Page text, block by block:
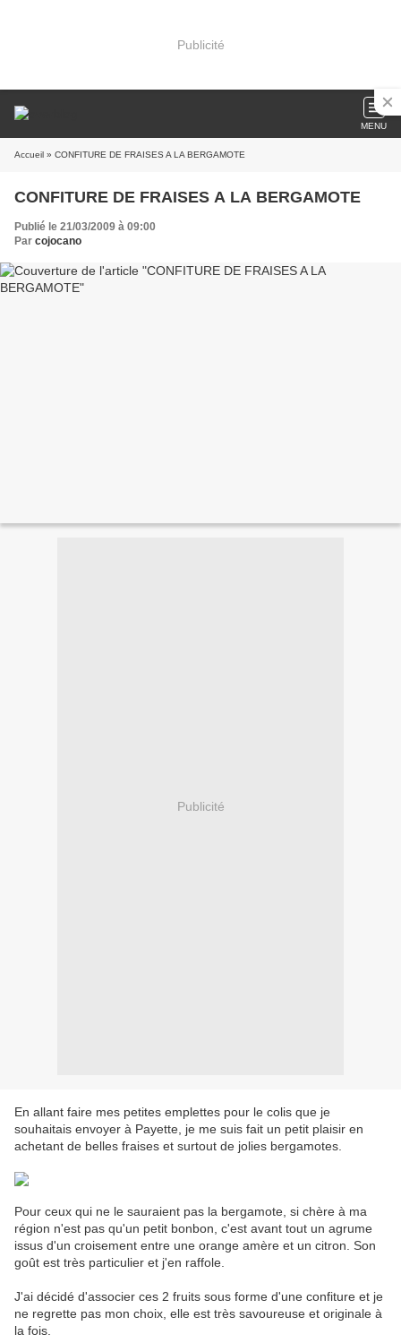
Publicité
MENU
Accueil » CONFITURE DE FRAISES A LA BERGAMOTE
CONFITURE DE FRAISES A LA BERGAMOTE
Publié le 21/03/2009 à 09:00
Par cojocano
Publicité
En allant faire mes petites emplettes pour le colis que je
souhaitais envoyer à Payette, je me suis fait un petit plaisir en
achetant de belles fraises et surtout de jolies bergamotes.
Pour ceux qui ne le sauraient pas la bergamote, si chère à ma
région n'est pas qu'un petit bonbon, c'est avant tout un agrume
issus d'un croisement entre une orange amère et un citron. Son
goût est très particulier et j'en raffole.
J'ai décidé d'associer ces 2 fruits sous forme d'une confiture et je
ne regrette pas mon choix, elle est très savoureuse et originale à
la fois.